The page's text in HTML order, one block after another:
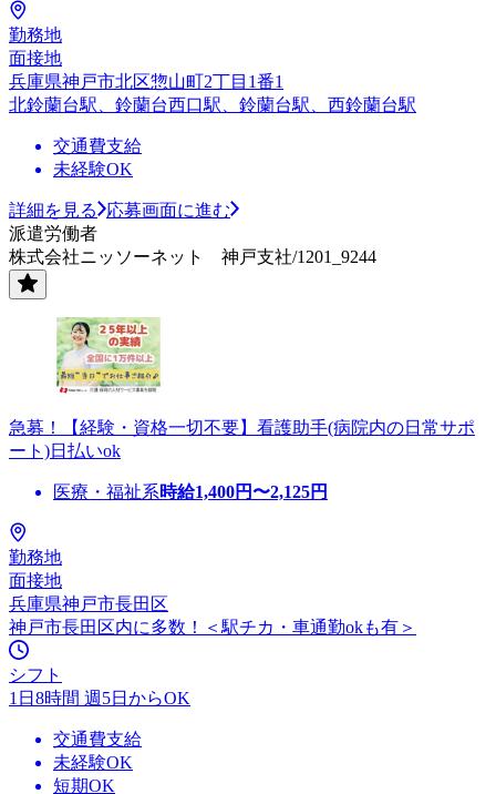
勤務地
面接地
兵庫県神戸市北区惣山町2丁目1番1
北鈴蘭台駅、鈴蘭台西口駅、鈴蘭台駅、西鈴蘭台駅
交通費支給
未経験OK
詳細を見る
応募画面に進む
派遣労働者
株式会社ニッソーネット 神戸支社/1201_9244
急募！【経験・資格一切不要】看護助手(病院内の日常サポ
ート)日払いok
医療・福祉系時給1,400円〜2,125円
勤務地
面接地
兵庫県神戸市長田区
神戸市長田区内に多数！＜駅チカ・車通勤okも有＞
シフト
1日8時間 週5日からOK
交通費支給
未経験OK
短期OK